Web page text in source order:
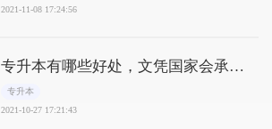
2021-11-08 17:24:56
专升本有哪些好处，文凭国家会承认
吗？
专升本
2021-10-27 17:21:43